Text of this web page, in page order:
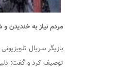
مردم نیاز به خندیدن و
بازیگر سریال تلویزیونی
توصیف کرد و گفت: